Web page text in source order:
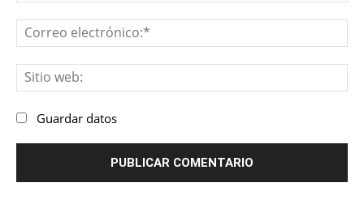
Guardar datos